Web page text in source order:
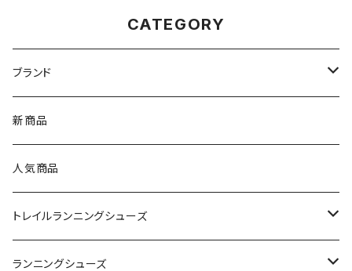
CATEGORY
ブランド
asics（アシックス）
On（オン）
YONEX（ヨネックス）
adidas（アディダス）
新商品
人気商品
トレイルランニングシューズ
On
ランニングシューズ